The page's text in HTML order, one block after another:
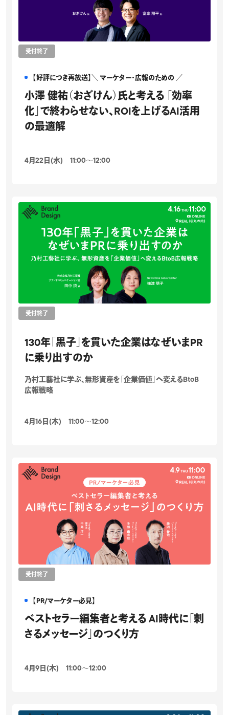
受付終了
【好評につき再放送】＼ マーケター・広報のための ／
小澤 健祐（おざけん）氏と考える 「効率
化」で終わらせない、ROIを上げるAI活用
の最適解
4月22日(水) 11:00〜12:00
受付終了
130年「黒子」を貫いた企業はなぜいまPR
に乗り出すのか
乃村工藝社に学ぶ、無形資産を「企業価値」へ変えるBtoB
広報戦略
4月16日(木) 11:00〜12:00
受付終了
【PR/マーケター必見】
ベストセラー編集者と考える AI時代に「刺
さるメッセージ」のつくり方
4月9日(木) 11:00〜12:00